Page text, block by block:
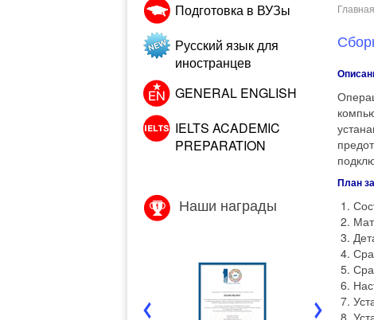
Подготовка в ВУЗы
Русский язык для
иностранцев
GENERAL ENGLISH
IELTS ACADEMIC
PREPARATION
Наши награды
Главная
План